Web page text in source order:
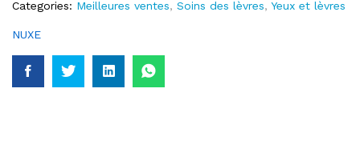
Categories: Meilleures ventes, Soins des lèvres, Yeux et lèvres
NUXE